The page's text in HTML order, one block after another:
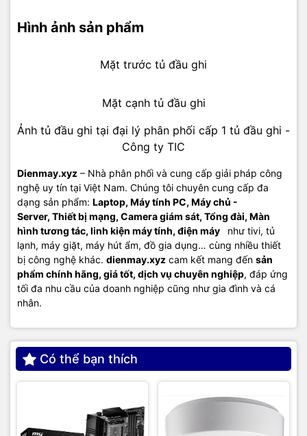
Hình ảnh sản phẩm
Mặt trước tủ đầu ghi
Mặt cạnh tủ đầu ghi
Ảnh tủ đầu ghi tại đại lý phân phối cấp 1 tủ đầu ghi -
Công ty TIC
Dienmay.xyz – Nhà phân phối và cung cấp giải pháp công
nghệ uy tín tại Việt Nam. Chúng tôi chuyên cung cấp đa
dạng sản phẩm: Laptop, Máy tính PC, Máy chủ -
Server, Thiết bị mạng, Camera giám sát, Tổng đài, Màn
hình tương tác, linh kiện máy tính, điện máy
như tivi, tủ
lạnh, máy giặt, máy hút ẩm, đồ gia dụng… cùng nhiều thiết
bị công nghệ khác. dienmay.xyz cam kết mang đến sản
phẩm chính hãng, giá tốt, dịch vụ chuyên nghiệp, đáp ứng
tối đa nhu cầu của doanh nghiệp cũng như gia đình và cá
nhân.
Có thể bạn thích